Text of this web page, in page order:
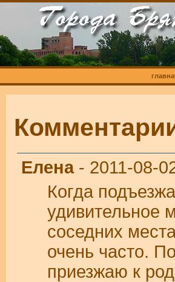
Елена- 2011-08-
Когда
удивительное
соседних
очень часто.
приезжаю к